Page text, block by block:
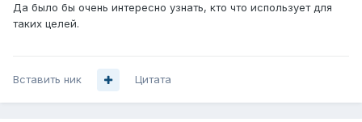
Да было бы очень интересно узнать, кто что использует для
таких целей.
Вставить ник Цитата